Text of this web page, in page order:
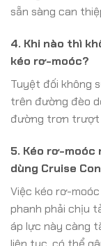
sẵn sàng can
4. Khi nào thì
kéo rơ-moóc?
Tuyệt đối không
trên đường đèo
đường trơn trượt
5. Kéo rơ-moóc
dùng Cruise
Việc kéo rơ-
phanh phải chịu
áp lực này càng